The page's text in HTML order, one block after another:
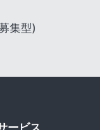
集型)